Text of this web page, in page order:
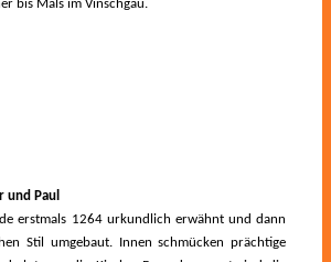
bis Mals im Vinschgau.
und Paul
erstmals 1264 urkundlich erwähnt und dann
Stil umgebaut. Innen schmücken prächtige